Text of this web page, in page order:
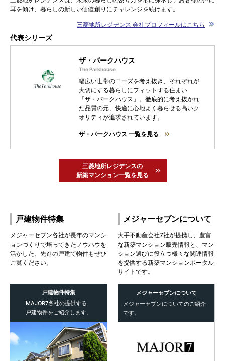
耳を傾け、暮らしの新しい価値創りにチャレンジを続けます。
三菱地所レジデンス 会社プロフィールはこちら
代表シリーズ
ザ・パークハウス
幅広い世帯のニーズを考え抜き、それぞれが
大切にする暮らしにフィットする住まい
「ザ・パークハウス」。徹底的に考え抜かれ
た品質の元、快適に心地よく暮らせる高いク
オリティが追求されています。
ザ・パークハウス 一覧を見る
三菱地所レジデンスの
新築マンション一覧を見る
戸建物件特集
メジャーセブン各社が長年のマンシ
ョンづくりで培ってきたノウハウを
活かした、先進の戸建て物件もぜひ
ご覧ください。
戸建物件特集
MAJOR7各社の提供する
戸建物件をご紹介します。
メジャーセブンについて
大手不動産会社7社が提携し、豊富
な新築マンション販売情報と、マン
ション選びに役立つ様々な関連情報
を提供する新築マンションポータル
サイトです。
メジャーセブンについて
メジャーセブンについてのご紹介
です。